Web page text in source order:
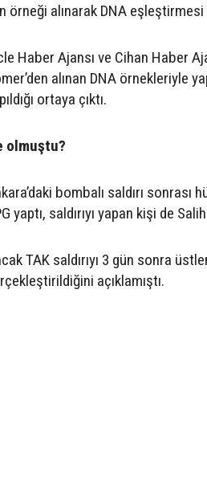
örneği alınarak DNA eşleştirmesi
Haber Ajansı ve Cihan Haber
alınan DNA örnekleriyle
ortaya çıktı.
olmuştu?
bombalı saldırı sonrası
yaptı, saldırıyı yapan kişi de
TAK saldırıyı 3 gün sonra
açıklamıştı.